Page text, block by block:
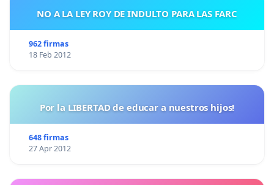
NO A LA LEY ROY DE INDULTO PARA LAS FARC
962 firmas
18 Feb 2012
Por la LIBERTAD de educar a nuestros hijos!
648 firmas
27 Apr 2012